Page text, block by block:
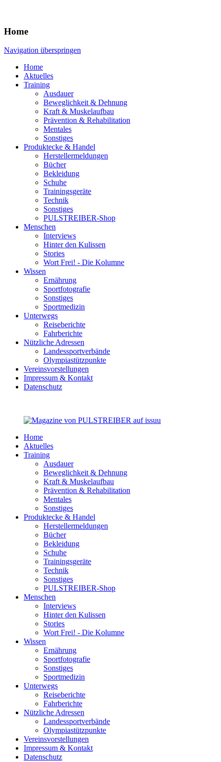
Home
Navigation überspringen
Home
Aktuelles
Training
Ausdauer
Beweglichkeit & Dehnung
Kraft & Muskelaufbau
Prävention & Rehabilitation
Mentales
Sonstiges
Produktecke & Handel
Herstellermeldungen
Bücher
Bekleidung
Schuhe
Trainingsgeräte
Technik
Sonstiges
PULSTREIBER-Shop
Menschen
Interviews
Hinter den Kulissen
Stories
Wort Frei! - Die Kolumne
Wissen
Ernährung
Sportfotografie
Sonstiges
Sportmedizin
Unterwegs
Reiseberichte
Fahrberichte
Nützliche Adressen
Landessportverbände
Olympiastützpunkte
Vereinsvorstellungen
Impressum & Kontakt
Datenschutz
Home
Aktuelles
Training
Ausdauer
Beweglichkeit & Dehnung
Kraft & Muskelaufbau
Prävention & Rehabilitation
Mentales
Sonstiges
Produktecke & Handel
Herstellermeldungen
Bücher
Bekleidung
Schuhe
Trainingsgeräte
Technik
Sonstiges
PULSTREIBER-Shop
Menschen
Interviews
Hinter den Kulissen
Stories
Wort Frei! - Die Kolumne
Wissen
Ernährung
Sportfotografie
Sonstiges
Sportmedizin
Unterwegs
Reiseberichte
Fahrberichte
Nützliche Adressen
Landessportverbände
Olympiastützpunkte
Vereinsvorstellungen
Impressum & Kontakt
Datenschutz